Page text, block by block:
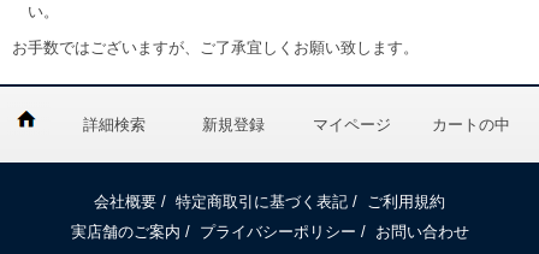
い。
お手数ではございますが、ご了承宜しくお願い致します。
詳細検索 新規登録 マイページ カートの中
会社概要 / 特定商取引に基づく表記 /
ご利用規約
実店舗のご案内 / プライバシーポリシー / お問い合わせ